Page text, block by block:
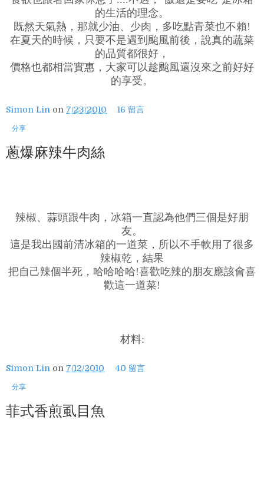
的生活的理念。
既然天氣熱，那就少油、少肉，多吃點青菜也不賴!
在夏天的時候，只要不是遇到颱風前後，說真的蔬菜
的品質都很好，
價格也都相當實惠，大家可以趁颱風還沒來之前好好
的享受。
Simon Lin on 7/23/2010 16 留言
分享
蔥爆麻辣牛肉絲
辣椒、蒜頭跟牛肉，冰箱一直認為他們三個是好朋
友。
這是我出國前清冰箱的一道菜，所以不手軟用了很多
辣椒乾，結果
把自己辣個半死，哈哈哈哈!喜歡吃辣的朋友應該會喜
歡這一道菜!
材料:
Simon Lin on 7/12/2010 40 留言
分享
菲式香煎虱目魚